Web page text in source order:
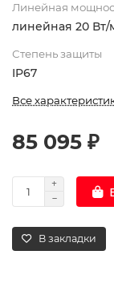
Линейная
линейная 20 Вт/
Степень защиты
IP67
Все
85 095 ₽
В закладки